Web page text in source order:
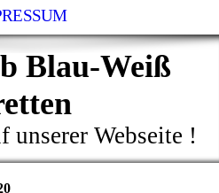
Blau-Weiß
Webseite !